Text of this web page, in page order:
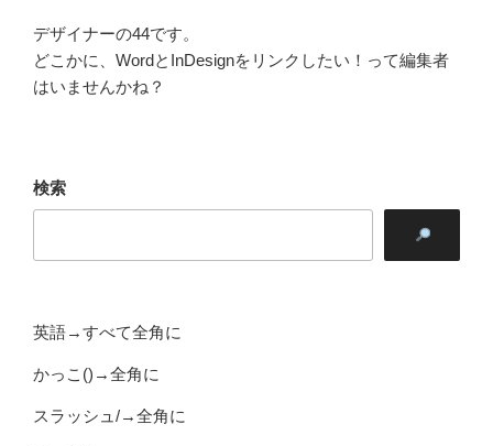
デザイナーの44です。
どこかに、WordとInDesignをリンクしたい！って編集者
はいませんかね？
検索
英語→すべて全角に
かっこ()→全角に
スラッシュ/→全角に